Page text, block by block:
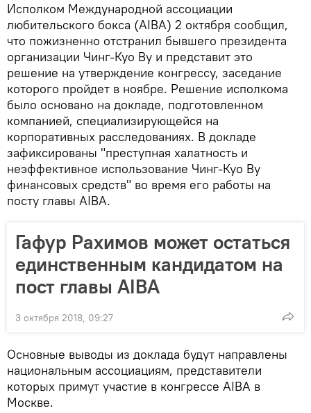
Исполком Международной ассоциации
любительского бокса (AIBA) 2 октября сообщил,
что пожизненно отстранил бывшего президента
организации Чинг-Куо Ву и представит это
решение на утверждение конгрессу, заседание
которого пройдет в ноябре. Решение исполкома
было основано на докладе, подготовленном
компанией, специализирующейся на
корпоративных расследованиях. В докладе
зафиксированы "преступная халатность и
неэффективное использование Чинг-Куо Ву
финансовых средств" во время его работы на
посту главы AIBA.
Гафур Рахимов может остаться
единственным кандидатом на
пост главы AIBA
3 октября 2018, 09:27
Основные выводы из доклада будут направлены
национальным ассоциациям, представители
которых примут участие в конгрессе AIBA в
Москве.